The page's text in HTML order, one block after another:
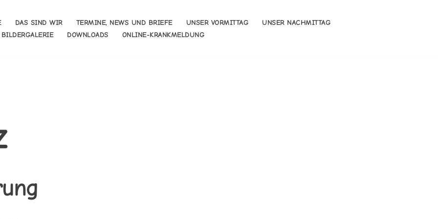
DAS SIND WIR TERMINE, NEWS UND BRIEFE UNSER VORMITTAG
UNSER NACHMITTAG
BILDERGALERIE DOWNLOADS ONLINE-KRANKMELDUNG